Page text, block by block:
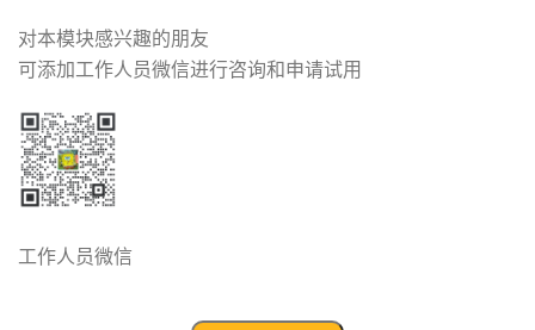
对本模块感兴趣的朋友
可添加工作人员微信进行咨询和申请试用
工作人员微信